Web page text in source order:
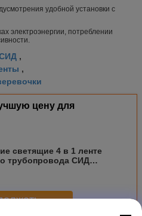
удобной установки с
электроэнергии, потреблении
,
,
цену для
светящие 4 в 1 ленте
трубопровода СИД